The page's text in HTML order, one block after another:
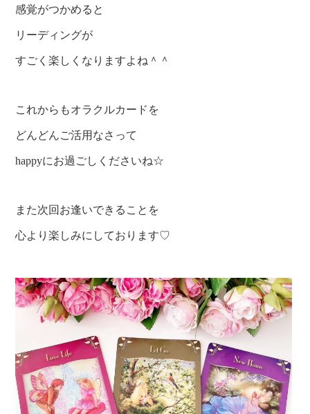
感覚がつかめると
リーディングが
すごく楽しくなりますよね＾＾
これからもオラクルカードを
どんどんご活用なさって
happyにお過ごしくださいね☆
また次回お逢いできることを
心より楽しみにしております♡